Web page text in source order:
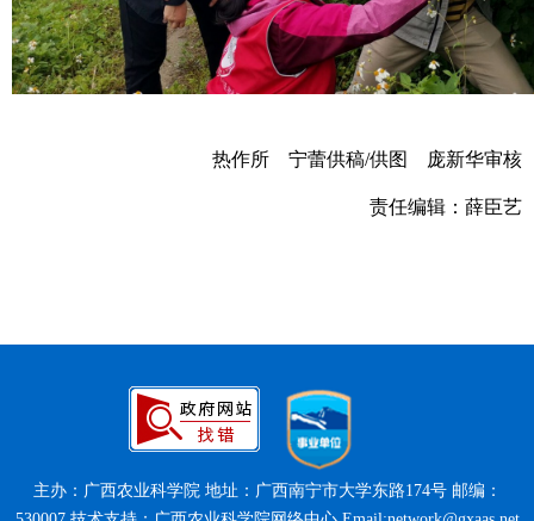
热作所 宁蕾供稿/供图 庞新华审核
责任编辑：薛臣艺
主办：广西农业科学院 地址：广西南宁市大学东路174号 邮编：